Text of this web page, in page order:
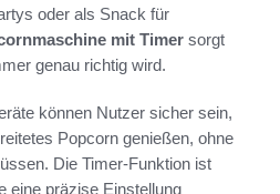
oder als Snack für
mit Timer sorgt
genau richtig wird.
können Nutzer sicher sein,
Popcorn genießen, ohne
Die Timer-Funktion ist
eine präzise Einstellung